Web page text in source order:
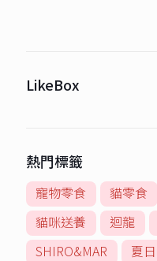
LikeBox
熱門標籤
寵物零食 貓零食
貓咪送養
迴龍
SHIRO&MAR
夏